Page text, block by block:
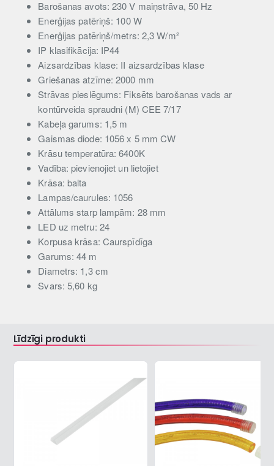
Barošanas avots: 230 V maiņstrāva, 50 Hz
Enerģijas patēriņš: 100 W
Enerģijas patēriņš/metrs: 2,3 W/m²
IP klasifikācija: IP44
Aizsardzības klase: II aizsardzības klase
Griešanas atzīme: 2000 mm
Strāvas pieslēgums: Fiksēts barošanas vads ar
kontūrveida spraudni (M) CEE 7/17
Kabeļa garums: 1,5 m
Gaismas diode: 1056 x 5 mm CW
Krāsu temperatūra: 6400K
Vadība: pievienojiet un lietojiet
Krāsa: balta
Lampas/caurules: 1056
Attālums starp lampām: 28 mm
LED uz metru: 24
Korpusa krāsa: Caurspīdīga
Garums: 44 m
Diametrs: 1,3 cm
Svars: 5,60 kg
Līdzīgi produkti